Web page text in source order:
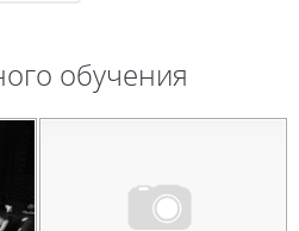
обучения